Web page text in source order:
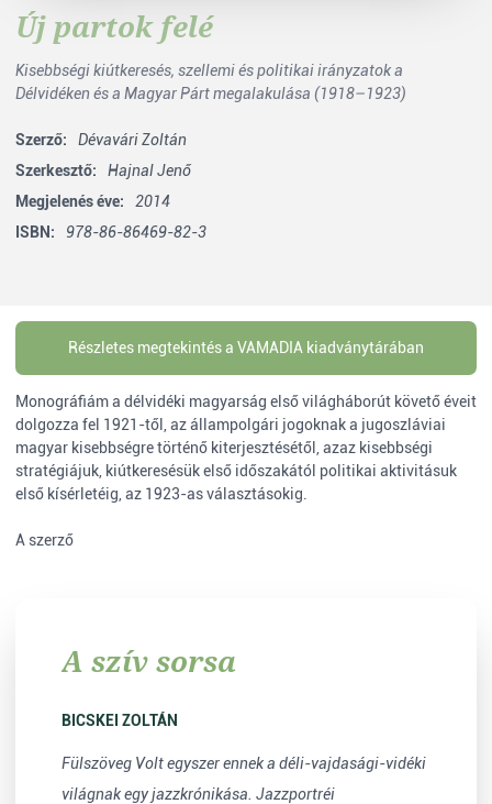
Új partok felé
Kisebbségi kiútkeresés, szellemi és politikai irányzatok a
Délvidéken és a Magyar Párt megalakulása (1918–1923)
Szerző:
Dévavári Zoltán
Szerkesztő:
Hajnal Jenő
Megjelenés éve:
2014
ISBN:
978-86-86469-82-3
Részletes megtekintés a VAMADIA kiadványtárában
Monográfiám a délvidéki magyarság első világháborút követő éveit
dolgozza fel 1921-től, az állampolgári jogoknak a jugoszláviai
magyar kisebbségre történő kiterjesztésétől, azaz kisebbségi
stratégiájuk, kiútkeresésük első időszakától politikai aktivitásuk
első kísérletéig, az 1923-as választásokig.
A szerző
A szív sorsa
BICSKEI ZOLTÁN
Fülszöveg Volt egyszer ennek a déli-vajdasági-vidéki
világnak egy jazzkrónikása. Jazzportréi